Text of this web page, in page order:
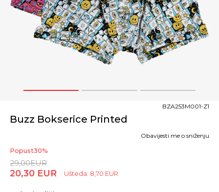
1 2 3
Buzz Bokserice Printed
BZA253M001-Z1
Popust30%
29,00EUR
20,30 EUR Ušteda: 8,70 EUR
Obavijesti me o sniženju